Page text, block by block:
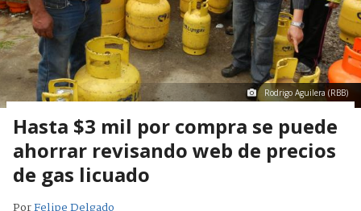
Rodrigo Aguilera (RBB)
Hasta $3 mil por compra se puede
ahorrar revisando web de precios
de gas licuado